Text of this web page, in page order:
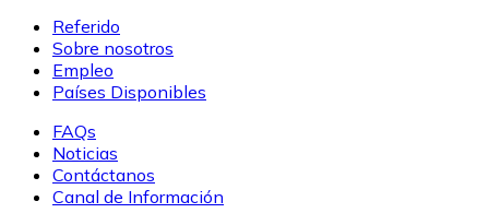
ComprarUniswap
UNI
Referido
Sobre nosotros
Empleo
Países Disponibles
FAQs
Noticias
Contáctanos
Canal de Información